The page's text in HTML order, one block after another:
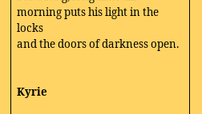
morning puts his light in the
locks
and the doors of darkness open.
Kyrie